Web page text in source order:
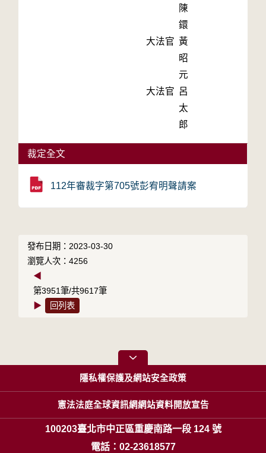
陳
鐶
大法官 黃
昭
元
大法官 呂
太
郎
裁定全文
112年審裁字第705號彭宥明聲請案
發布日期：2023-03-30
瀏覽人次：4256
◀
第3951筆/共9617筆
▶
回列表
隱私權保護及網站安全政策
憲法法庭全球資訊網網站資料開放宣告
100203臺北市中正區重慶南路一段 124 號
電話：02-23618577